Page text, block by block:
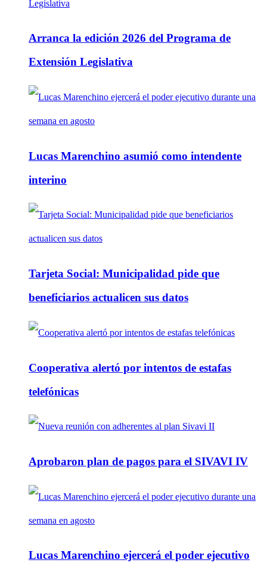
Arranca la edición 2026 del Programa de
Extensión Legislativa
Lucas Marenchino asumió como intendente
interino
Tarjeta Social: Municipalidad pide que
beneficiarios actualicen sus datos
Cooperativa alertó por intentos de estafas
telefónicas
Aprobaron plan de pagos para el SIVAVI IV
Lucas Marenchino ejercerá el poder ejecutivo